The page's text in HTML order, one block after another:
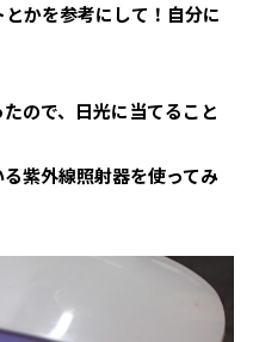
かを参考にして！自分に
ので、日光に当てること
紫外線照射器を使ってみ